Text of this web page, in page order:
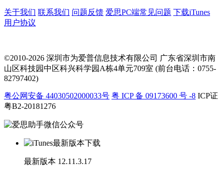
关于我们 联系我们 问题反馈 爱思PC端常见问题 下载iTunes
用户协议
©2010-2026 深圳市为爱普信息技术有限公司 广东省深圳市南
山区科技园中区科兴科学园A栋4单元709室 (前台电话：0755-
82797402)
粤公网安备 44030502000033号 粤 ICP 备 09173600 号 -8 ICP证
粤B2-20181276
最新版本 12.11.3.17